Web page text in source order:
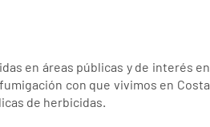
en áreas públicas y de interés en
con que vivimos en Costa
de herbicidas.